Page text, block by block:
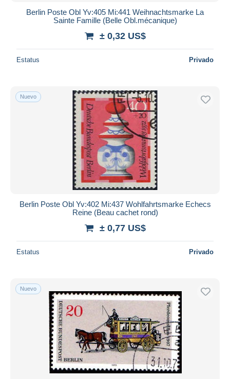
Berlin Poste Obl Yv:405 Mi:441 Weihnachtsmarke La
Sainte Famille (Belle Obl.mécanique)
± 0,32 US$
Estatus Privado
Nuevo
Berlin Poste Obl Yv:402 Mi:437 Wohlfahrtsmarke Echecs
Reine (Beau cachet rond)
± 0,77 US$
Estatus Privado
Nuevo